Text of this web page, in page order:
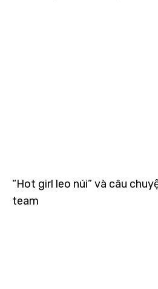
“Hot girl leo núi” và câu
team